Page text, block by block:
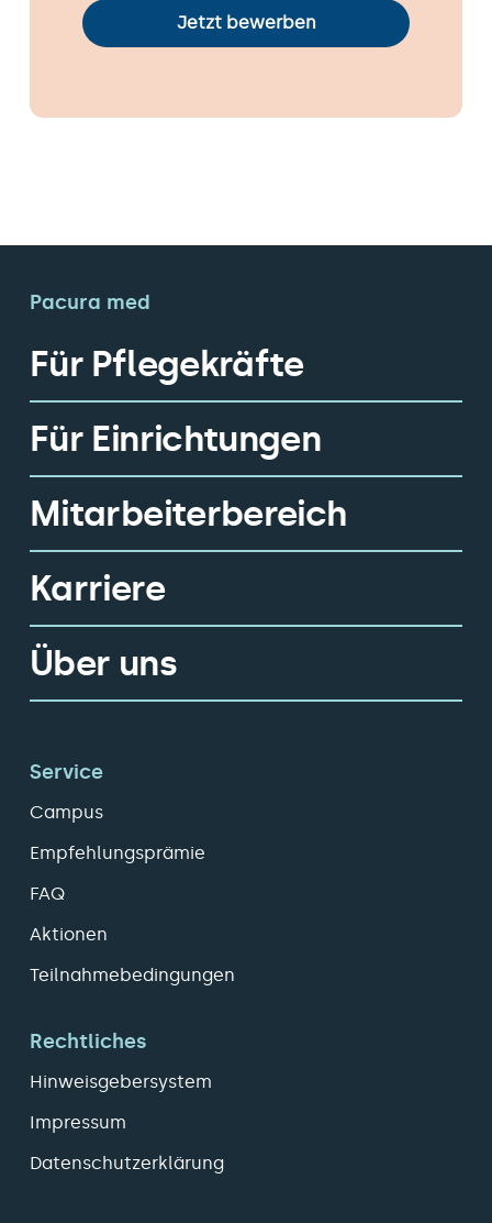
Jetzt bewerben
Pacura med
Für Pflegekräfte
Für Einrichtungen
Mitarbeiterbereich
Karriere
Über uns
Service
Campus
Empfehlungsprämie
FAQ
Aktionen
Teilnahmebedingungen
Rechtliches
Hinweisgebersystem
Impressum
Datenschutzerklärung